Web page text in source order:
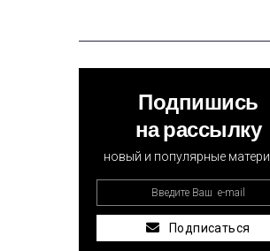
Подпишись
на рассылку
новый и популярные
Подписаться